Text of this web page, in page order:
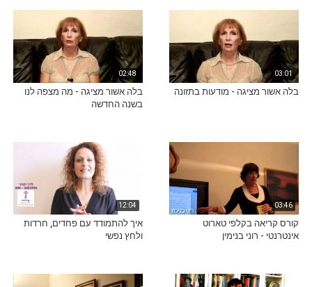
03:01
בלה אשור מציגה - מודעות בתזונה
02:48
בלה אשור מציגה - מה מצפה לנו
בשנה החדשה
03:46
קורס קריאה בקלפי טארוט
אינטרנטי - רוני בנימין
12:04
איך להתמודד עם פחדים, חרדות
ולחץ נפשי